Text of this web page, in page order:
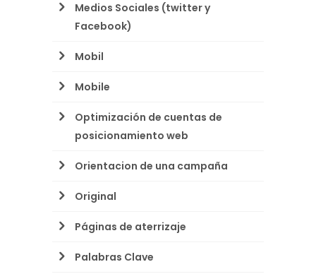
Medios Sociales (twitter y
Facebook)
Mobil
Mobile
Optimización de cuentas de
posicionamiento web
Orientacion de una campaña
Original
Páginas de aterrizaje
Palabras Clave